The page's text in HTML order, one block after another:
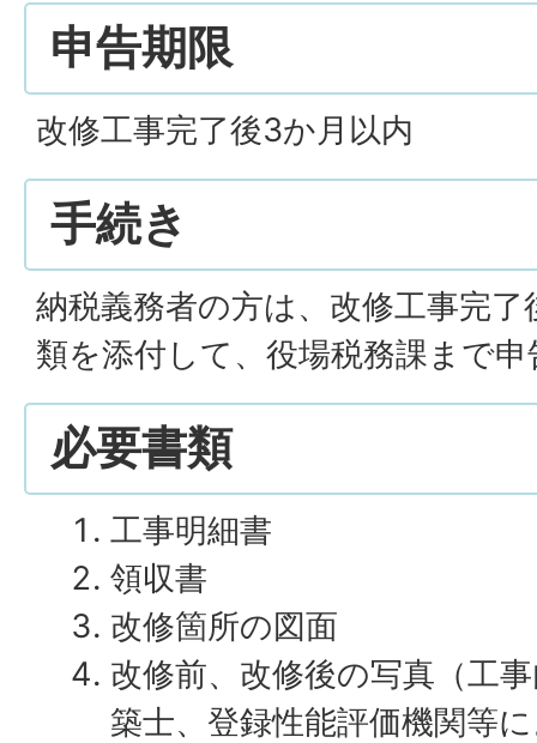
申告期限
改修工事完了後3か月以内
手続き
納税義務者の方は、改修工事完
類を添付して、役場税務課まで
必要書類
工事明細書
領収書
改修箇所の図面
改修前、改修後の写真（工
築士、登録性能評価機関等